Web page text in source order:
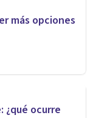
más opciones
ocurre